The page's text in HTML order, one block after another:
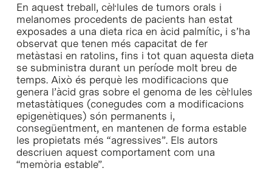
En aquest treball, cèl·lules de tumors orals i
melanomes procedents de pacients han estat
exposades a una dieta rica en àcid palmític, i s’ha
observat que tenen més capacitat de fer
metàstasi en ratolins, fins i tot quan aquesta dieta
se subministra durant un període molt breu de
temps. Això és perquè les modificacions que
genera l’àcid gras sobre el genoma de les cèl·lules
metastàtiques (conegudes com a modificacions
epigenètiques) són permanents i,
consegüentment, en mantenen de forma estable
les propietats més “agressives”. Els autors
descriuen aquest comportament com una
“memòria estable”.